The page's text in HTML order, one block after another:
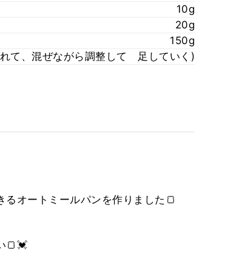
10g
20g
150g
て、混ぜながら調整して 足していく)
オートミールパンを作りました🍞
🍞💓